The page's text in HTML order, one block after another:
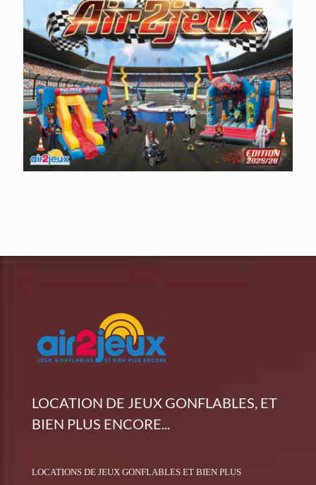
LOCATION DE JEUX GONFLABLES, ET
BIEN PLUS ENCORE...
LOCATIONS DE JEUX GONFLABLES ET BIEN PLUS